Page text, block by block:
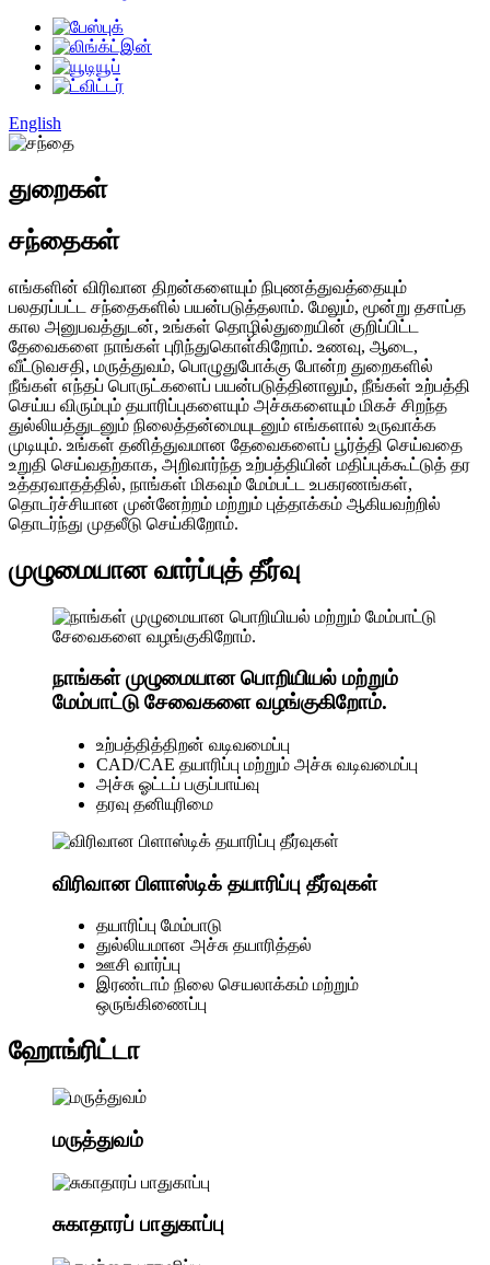
English
துறைகள்
சந்தைகள்
எங்களின் விரிவான திறன்களையும் நிபுணத்துவத்தையும்
பலதரப்பட்ட சந்தைகளில் பயன்படுத்தலாம். மேலும், மூன்று தசாப்த
கால அனுபவத்துடன், உங்கள் தொழில்துறையின் குறிப்பிட்ட
தேவைகளை நாங்கள் புரிந்துகொள்கிறோம். உணவு, ஆடை,
வீட்டுவசதி, மருத்துவம், பொழுதுபோக்கு போன்ற துறைகளில்
நீங்கள் எந்தப் பொருட்களைப் பயன்படுத்தினாலும், நீங்கள் உற்பத்தி
செய்ய விரும்பும் தயாரிப்புகளையும் அச்சுகளையும் மிகச் சிறந்த
துல்லியத்துடனும் நிலைத்தன்மையுடனும் எங்களால் உருவாக்க
முடியும். உங்கள் தனித்துவமான தேவைகளைப் பூர்த்தி செய்வதை
உறுதி செய்வதற்காக, அறிவார்ந்த உற்பத்தியின் மதிப்புக்கூட்டுத் தர
உத்தரவாதத்தில், நாங்கள் மிகவும் மேம்பட்ட உபகரணங்கள்,
தொடர்ச்சியான முன்னேற்றம் மற்றும் புத்தாக்கம் ஆகியவற்றில்
தொடர்ந்து முதலீடு செய்கிறோம்.
முழுமையான வார்ப்புத் தீர்வு
நாங்கள் முழுமையான பொறியியல் மற்றும்
மேம்பாட்டு சேவைகளை வழங்குகிறோம்.
உற்பத்தித்திறன் வடிவமைப்பு
CAD/CAE தயாரிப்பு மற்றும் அச்சு வடிவமைப்பு
அச்சு ஓட்டப் பகுப்பாய்வு
தரவு தனியுரிமை
விரிவான பிளாஸ்டிக் தயாரிப்பு தீர்வுகள்
தயாரிப்பு மேம்பாடு
துல்லியமான அச்சு தயாரித்தல்
ஊசி வார்ப்பு
இரண்டாம் நிலை செயலாக்கம் மற்றும்
ஒருங்கிணைப்பு
ஹோங்ரிட்டா
மருத்துவம்
சுகாதாரப் பாதுகாப்பு